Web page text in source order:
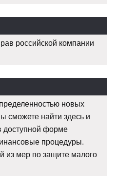
российской компании
новых
сможете найти здесь и
доступной форме
процедуры.
из мер по защите малого